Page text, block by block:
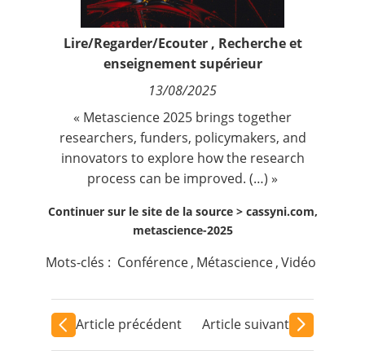
Lire/Regarder/Ecouter, Recherche et
enseignement supérieur
13/08/2025
« Metascience 2025 brings together
researchers, funders, policymakers, and
innovators to explore how the research
process can be improved. (…) »
Continuer sur le site de la source > cassyni.com,
metascience-2025
Mots-clés : Conférence, Métascience,Vidéo
Article précédent Article suivant